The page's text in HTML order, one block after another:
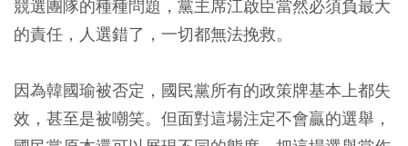
競選團隊的種種問題，黨主席江啟臣當然必須負最大
的責任，人選錯了，一切都無法挽救。
因為韓國瑜被否定，國民黨所有的政策牌基本上都失
效，甚至是被嘲笑。但面對這場注定不會贏的選舉，